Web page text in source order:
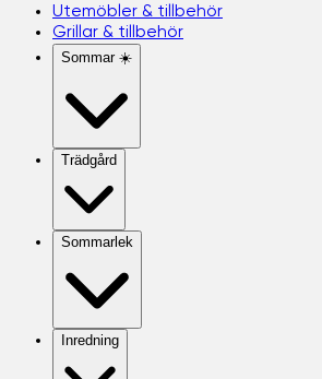
Utemöbler & tillbehör
Grillar & tillbehör
Sommar ☀️
Trädgård
Sommarlek
Inredning